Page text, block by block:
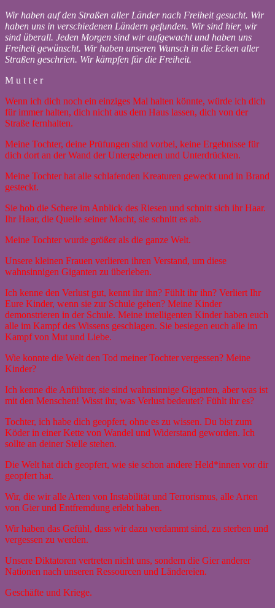
Wir haben auf den Straßen aller Länder nach Freiheit gesucht. Wir
haben uns in verschiedenen Ländern gefunden. Wir sind hier, wir
sind überall. Jeden Morgen sind wir aufgewacht und haben uns
Freiheit gewünscht. Wir haben unseren Wunsch in die Ecken aller
Straßen geschrien. Wir kämpfen für die Freiheit.
M u t t e r
Wenn ich dich noch ein einziges Mal halten könnte, würde ich dich
für immer halten, dich nicht aus dem Haus lassen, dich von der
Straße fernhalten.
Meine Tochter, deine Prüfungen sind vorbei, keine Ergebnisse für
dich dort an der Wand der Untergebenen und Unterdrückten.
Meine Tochter hat alle schlafenden Kreaturen geweckt und in Brand
gesteckt.
Sie hob die Schere im Anblick des Riesen und schnitt sich ihr Haar.
Ihr Haar, die Quelle seiner Macht, sie schnitt es ab.
Meine Tochter wurde größer als die ganze Welt.
Unsere kleinen Frauen verlieren ihren Verstand, um diese
wahnsinnigen Giganten zu überleben.
Ich kenne den Verlust gut, kennt ihr ihn? Fühlt ihr ihn? Verliert Ihr
Eure Kinder, wenn sie zur Schule gehen? Meine Kinder
demonstrieren in der Schule. Meine intelligenten Kinder haben euch
alle im Kampf des Wissens geschlagen. Sie besiegen euch alle im
Kampf von Mut und Liebe.
Wie konnte die Welt den Tod meiner Tochter vergessen? Meine
Kinder?
Ich kenne die Anführer, sie sind wahnsinnige Giganten, aber was ist
mit den Menschen! Wisst ihr, was Verlust bedeutet? Fühlt ihr es?
Tochter, ich habe dich geopfert, ohne es zu wissen. Du bist zum
Köder in einer Kette von Wandel und Widerstand geworden. Ich
sollte an deiner Stelle stehen.
Die Welt hat dich geopfert, wie sie schon andere Held*innen vor dir
geopfert hat.
Wir, die wir alle Arten von Instabilität und Terrorismus, alle Arten
von Gier und Entfremdung erlebt haben.
Wir haben das Gefühl, dass wir dazu verdammt sind, zu sterben und
vergessen zu werden.
Unsere Diktatoren vertreten nicht uns, sondern die Gier anderer
Nationen nach unseren Ressourcen und Ländereien.
Geschäfte und Kriege.